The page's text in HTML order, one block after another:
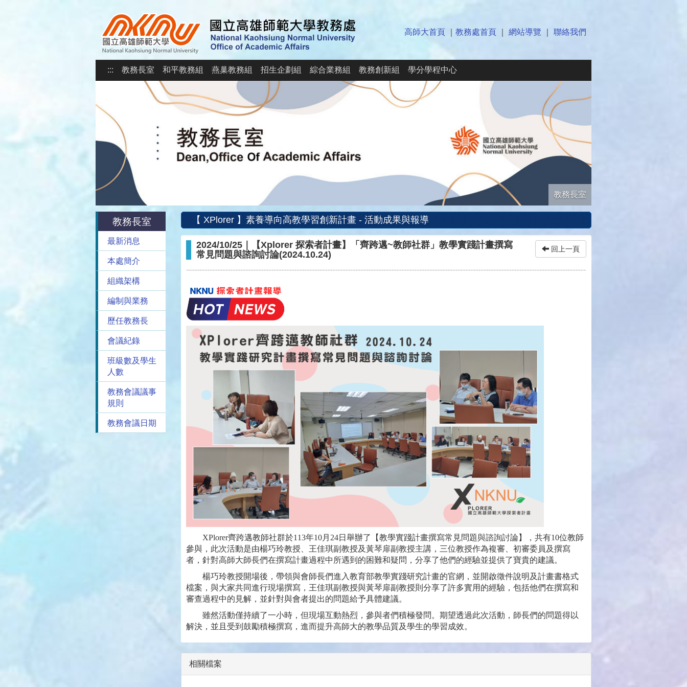
高師大首頁 教務處首頁 網站導覽 聯絡我們
::: 教務長室 和平教務組 燕巢教務組 招生企劃組 綜合業務組 教務創新組 學分學程中心
教務長室
教務長室
最新消息
本處簡介
組織架構
編制與業務
歷任教務長
會議紀錄
班級數及學生
人數
教務會議議事
規則
教務會議日期
【 XPlorer 】素養導向高教學習創新計畫 - 活動成果與報導
2024/10/25｜【Xplorer 探索者計畫】「齊跨邁~教師社群」教學實踐計畫撰寫
常見問題與諮詢討論(2024.10.24)
回上一頁
XPlorer齊跨邁教師社群於113年10月24日舉辦了【教學實踐計畫撰寫常見問題與諮詢討論】，共有10位教師
參與，此次活動是由楊巧玲教授、王佳琪副教授及黃琴扉副教授主講，三位教授作為複審、初審委員及撰寫
者，針對高師大師長們在撰寫計畫過程中所遇到的困難和疑問，分享了他們的經驗並提供了寶貴的建議。
楊巧玲教授開場後，帶領與會師長們進入教育部教學實踐研究計畫的官網，並開啟徵件說明及計畫書格式
檔案，與大家共同進行現場撰寫，王佳琪副教授與黃琴扉副教授則分享了許多實用的經驗，包括他們在撰寫和
審查過程中的見解，並針對與會者提出的問題給予具體建議。
雖然活動僅持續了一小時，但現場互動熱烈，參與者們積極發問。期望透過此次活動，師長們的問題得以
解決，並且受到鼓勵積極撰寫，進而提升高師大的教學品質及學生的學習成效。
相關檔案